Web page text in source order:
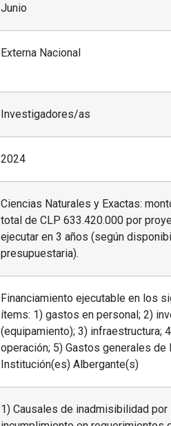
Junio
Externa Nacional
Investigadores/as
2024
Ciencias Naturales y Exactas:
total de CLP 633.420.000 por
ejecutar en 3 años (según
presupuestaria).
Financiamiento ejecutable en los
ítems: 1) gastos en personal; 2)
(equipamiento); 3) infraestructura;
operación; 5) Gastos generales de
Institución(es) Albergante(s)
1) Causales de inadmisibilidad por